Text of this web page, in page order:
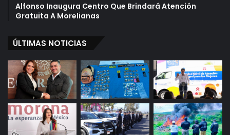
Alfonso Inaugura Centro Que Brindará Atención
Gratuita A Morelianas
ÚLTIMAS NOTICIAS